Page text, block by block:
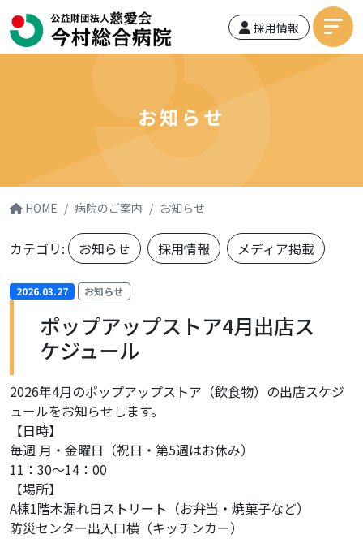
採用情報
お知らせ
HOME 病院のご案内 お知らせ
カテゴリ: お知らせ 採用情報 メディア掲載
2026.03.27 お知らせ
ポップアップストア4月出店ス
ケジュール
2026年4月のポップアップストア（飲食物）の出店スケジ
ュールをお知らせします。
【日時】
毎週 月・金曜日（祝日・第5週はお休み）
11：30～14：00
【場所】
A棟1階木漏れ日ストリート（お弁当・焼菓子など）
防災センター出入口横（キッチンカー）